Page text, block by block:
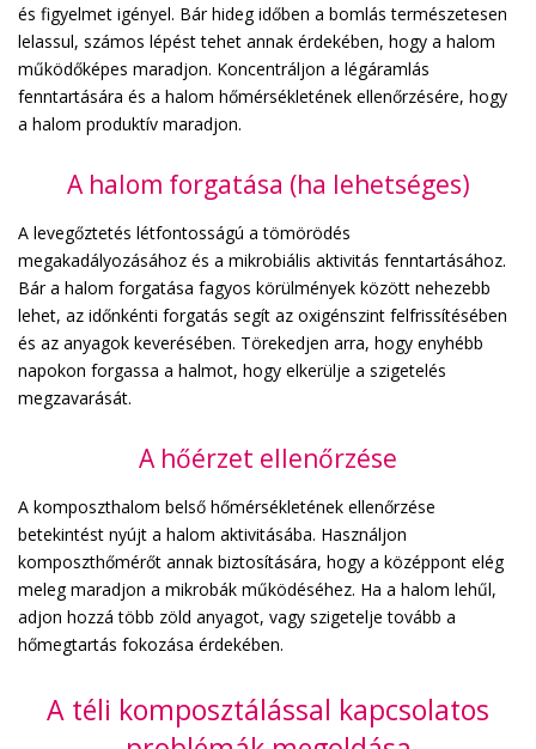
és figyelmet igényel. Bár hideg időben a bomlás természetesen
lelassul, számos lépést tehet annak érdekében, hogy a halom
működőképes maradjon. Koncentráljon a légáramlás
fenntartására és a halom hőmérsékletének ellenőrzésére, hogy
a halom produktív maradjon.
A halom forgatása (ha lehetséges)
A levegőztetés létfontosságú a tömörödés
megakadályozásához és a mikrobiális aktivitás fenntartásához.
Bár a halom forgatása fagyos körülmények között nehezebb
lehet, az időnkénti forgatás segít az oxigénszint felfrissítésében
és az anyagok keverésében. Törekedjen arra, hogy enyhébb
napokon forgassa a halmot, hogy elkerülje a szigetelés
megzavarását.
A hőérzet ellenőrzése
A komposzthalom belső hőmérsékletének ellenőrzése
betekintést nyújt a halom aktivitásába. Használjon
komposzthőmérőt annak biztosítására, hogy a középpont elég
meleg maradjon a mikrobák működéséhez. Ha a halom lehűl,
adjon hozzá több zöld anyagot, vagy szigetelje tovább a
hőmegtartás fokozása érdekében.
A téli komposztálással kapcsolatos